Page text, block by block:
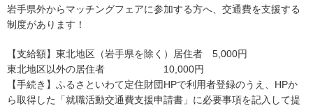
岩手県外からマッチングフェアに参加する方へ、交通費を支援する
制度があります！
【支給額】東北地区（岩手県を除く）居住者 5,000円
東北地区以外の居住者 10,000円
【手続き】ふるさといわて定住財団HPで利用者登録のうえ、HPか
ら取得した「就職活動交通費支援申請書」に必要事項を記入して提